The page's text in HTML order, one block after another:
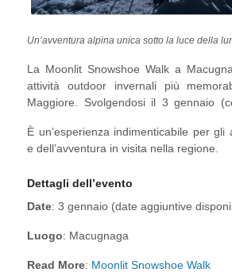
Un’avventura alpina unica sotto la luce della
La Moonlit Snowshoe Walk a
attività outdoor invernali più
Maggiore. Svolgendosi il 3 gennaio
permette ai partecipanti di esplorare i
piedi del Monte Rosa sotto la luce
È un’esperienza indimenticabile per gli
e dell’avventura in visita nella regione.
Dettagli dell’evento
Date: 3 gennaio (date aggiuntive
Luogo: Macugnaga
Read More: Moonlit Snowshoe Walk